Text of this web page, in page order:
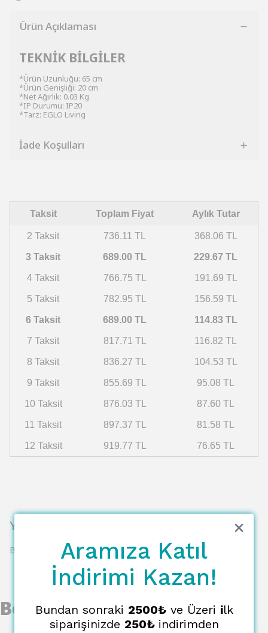
Ürün Açıklaması
TEKNİK BİLGİLER
*Ürün Uzunluğu: 65 cm
*Ürün Genişliği: 20 cm
*Net Ağırlık: 0.03 Kg
*IP Durumu: IP20
*Tarz: EGLO Living
İade Koşulları
Taksit Toplam Fiyat Aylık Tutar
2 Taksit 736.11 TL 368.06 TL
3 Taksit 689.00 TL 229.67 TL
4 Taksit 766.75 TL 191.69 TL
5 Taksit 782.95 TL 156.59 TL
6 Taksit 689.00 TL 114.83 TL
7 Taksit 817.71 TL 116.82 TL
8 Taksit 836.27 TL 104.53 TL
9 Taksit 855.69 TL 95.08 TL
10 Taksit 876.03 TL 87.60 TL
11 Taksit 897.37 TL 81.58 TL
12 Taksit 919.77 TL 76.65 TL
Yorumlar
Bu ürün için henüz yorum yapılmamış.
Benzer Ürünler
Aramıza Katıl
İndirimi Kazan!
Bundan sonraki 2500₺ve Üzeri ilk
siparişinizde 250₺ indirimden